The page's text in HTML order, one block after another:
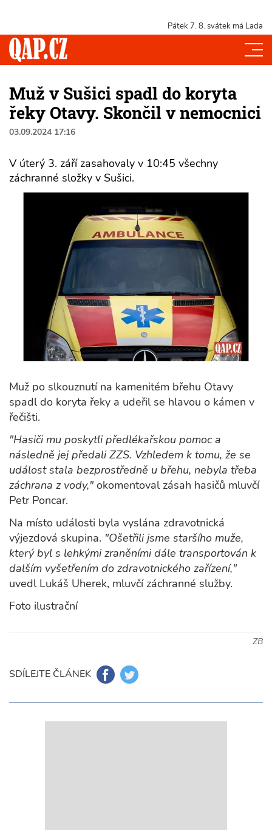
Pátek 7. 8. svátek má Lada
Muž v Sušici spadl do koryta
řeky Otavy. Skončil v nemocnici
03.09.2024 17:16
V úterý 3. září zasahovaly v 10:45 všechny
záchranné složky v Sušici.
Muž po slkouznutí na kamenitém břehu Otavy
spadl do koryta řeky a udeřil se hlavou o kámen v
řečišti.
"Hasiči mu poskytli předlékařskou pomoc a
následně jej předali ZZS. Vzhledem k tomu, že se
událost stala bezprostředně u břehu, nebyla třeba
záchrana z vody," okomentoval zásah hasičů mluvčí
Petr Poncar.
Na místo události byla vyslána zdravotnická
výjezdová skupina. "Ošetřili jsme staršího muže,
který byl s lehkými zraněními dále transportován k
dalším vyšetřením do zdravotnického zařízení,"
uvedl Lukáš Uherek, mluvčí záchranné služby.
Foto ilustrační
ZB
SDÍLEJTE ČLÁNEK